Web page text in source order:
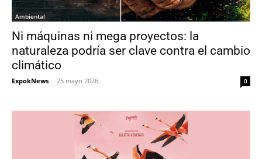
Ambiental
Ni máquinas ni mega proyectos: la
naturaleza podría ser clave contra el cambio
climático
ExpokNews - 25 mayo 2026 0